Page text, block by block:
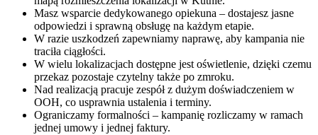
Masz wsparcie dedykowanego opiekuna – dostajesz jasne
odpowiedzi i sprawną obsługę na każdym etapie.
W razie uszkodzeń zapewniamy naprawę, aby kampania nie
traciła ciągłości.
W wielu lokalizacjach dostępne jest oświetlenie, dzięki czemu
przekaz pozostaje czytelny także po zmroku.
Nad realizacją pracuje zespół z dużym doświadczeniem w
OOH, co usprawnia ustalenia i terminy.
Ograniczamy formalności – kampanię rozliczamy w ramach
jednej umowy i jednej faktury.